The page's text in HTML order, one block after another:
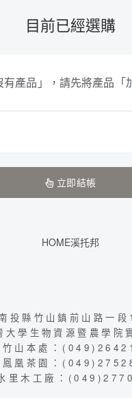
目前已經選購
產品」，請先將產品「
立即結帳
HOME溪托邦
投縣竹山鎮前山路一段
大學生物資源暨農學院
竹山本處：
鳳凰茶園：
里木工廠：